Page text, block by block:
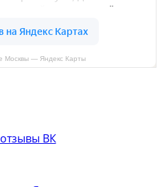
Москвы — Яндекс Карты
ВК